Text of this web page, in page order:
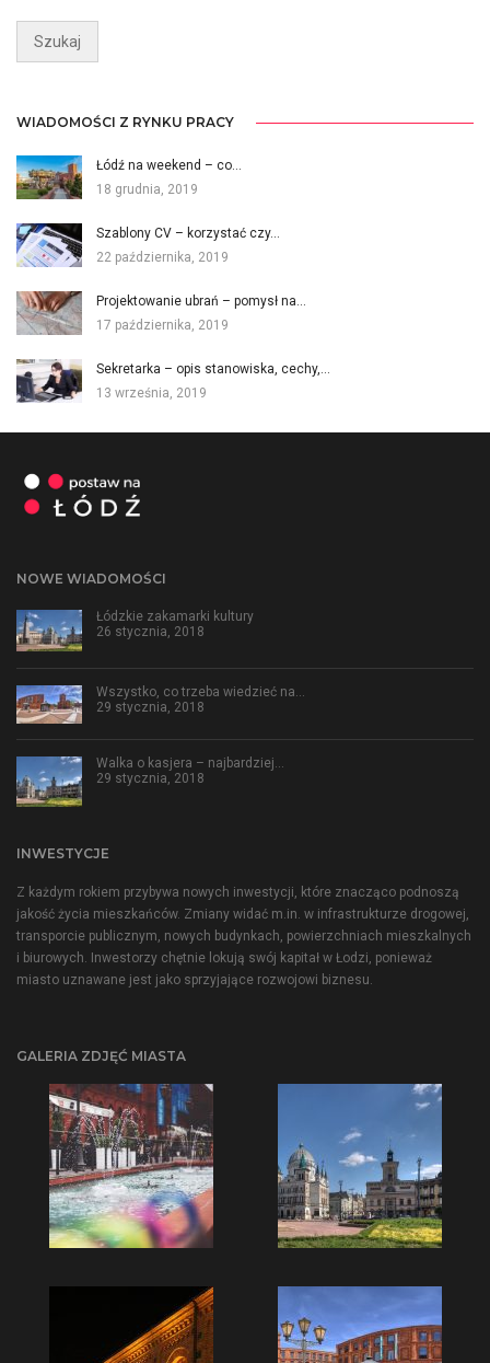
WIADOMOŚCI Z RYNKU PRACY
Łódź na weekend – co…
18 grudnia, 2019
Szablony CV – korzystać czy…
22 października, 2019
Projektowanie ubrań – pomysł na…
17 października, 2019
Sekretarka – opis stanowiska, cechy,…
13 września, 2019
NOWE WIADOMOŚCI
Łódzkie zakamarki kultury
26 stycznia, 2018
Wszystko, co trzeba wiedzieć na…
29 stycznia, 2018
Walka o kasjera – najbardziej…
29 stycznia, 2018
INWESTYCJE
Z każdym rokiem przybywa nowych inwestycji, które znacząco podnoszą
jakość życia mieszkańców. Zmiany widać m.in. w infrastrukturze drogowej,
transporcie publicznym, nowych budynkach, powierzchniach mieszkalnych
i biurowych. Inwestorzy chętnie lokują swój kapitał w Łodzi, ponieważ
miasto uznawane jest jako sprzyjające rozwojowi biznesu.
GALERIA ZDJĘĆ MIASTA